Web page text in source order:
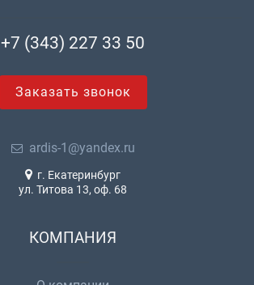
+7 (343) 227 33 50
Заказать звонок
ardis-1@yandex.ru
г. Екатеринбург
ул. Титова 13, оф. 68
КОМПАНИЯ